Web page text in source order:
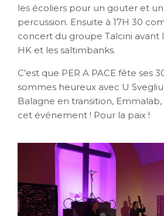
les écoliers pour un gouter et
percussion. Ensuite à 17H 30
concert du groupe Talcini avant
HK et les saltimbanks.
C’est que PER A PACE fête ses
sommes heureux avec U Svegliu
Balagne en transition,
cet événement ! Pour la paix !